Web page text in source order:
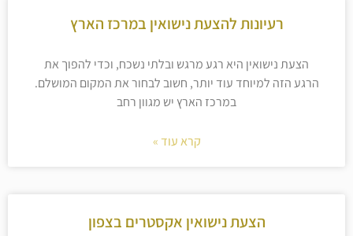
רעיונות להצעת נישואין במרכז הארץ
הצעת נישואין היא רגע מרגש ובלתי נשכח, וכדי להפוך את
הרגע הזה למיוחד עוד יותר, חשוב לבחור את המקום המושלם.
במרכז הארץ יש מגוון רחב
קרא עוד »
הצעת נישואין אקסטרים בצפון